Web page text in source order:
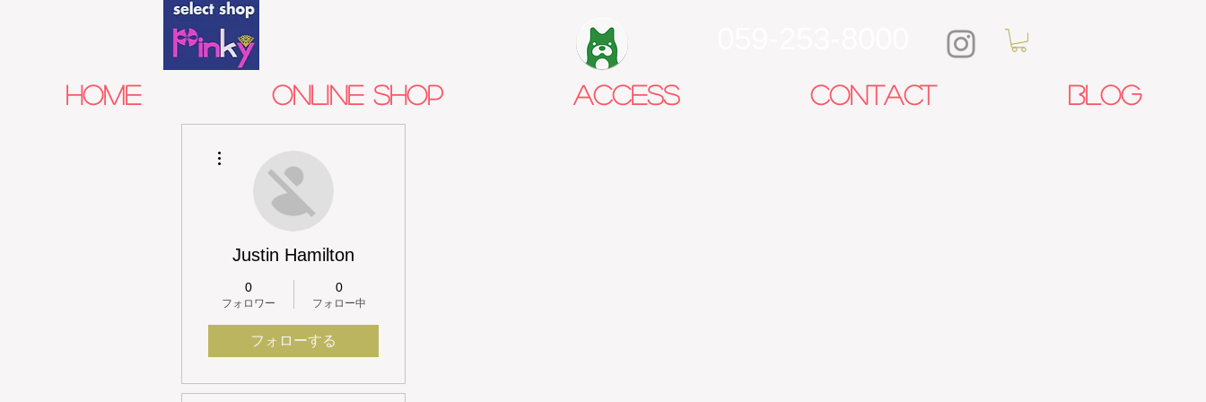
HOME Online SHOP ACCESS CONTACT Blog
Justin Hamilton
0
フォロワー
0
フォロー中
フォローする